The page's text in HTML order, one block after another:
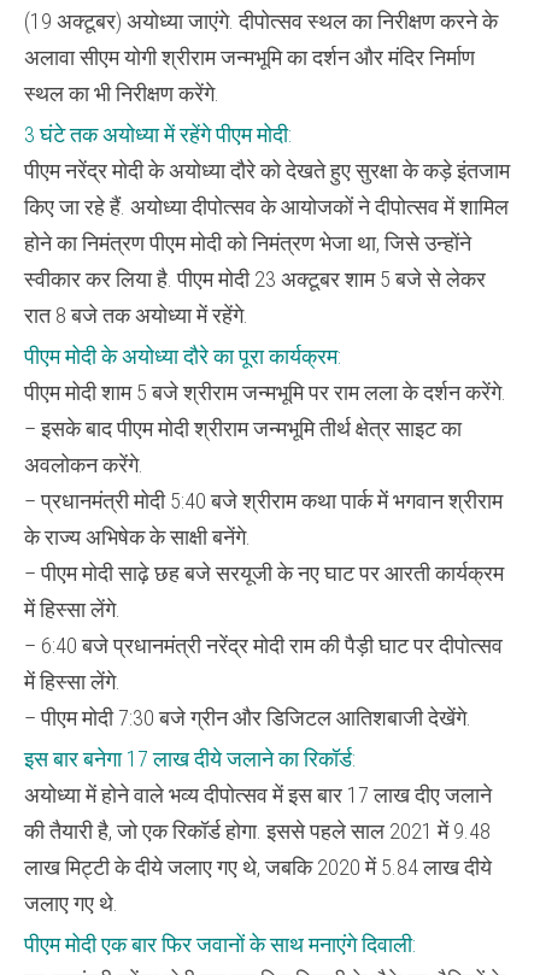
(19 अक्टूबर) अयोध्या जाएंगे. दीपोत्सव स्थल का निरीक्षण करने के
अलावा सीएम योगी श्रीराम जन्मभूमि का दर्शन और मंदिर निर्माण
स्थल का भी निरीक्षण करेंगे.
3 घंटे तक अयोध्या में रहेंगे पीएम मोदी:
पीएम नरेंद्र मोदी के अयोध्या दौरे को देखते हुए सुरक्षा के कड़े इंतजाम
किए जा रहे हैं. अयोध्या दीपोत्सव के आयोजकों ने दीपोत्सव में शामिल
होने का निमंत्रण पीएम मोदी को निमंत्रण भेजा था, जिसे उन्होंने
स्वीकार कर लिया है. पीएम मोदी 23 अक्टूबर शाम 5 बजे से लेकर
रात 8 बजे तक अयोध्या में रहेंगे.
पीएम मोदी के अयोध्या दौरे का पूरा कार्यक्रम:
पीएम मोदी शाम 5 बजे श्रीराम जन्मभूमि पर राम लला के दर्शन करेंगे.
– इसके बाद पीएम मोदी श्रीराम जन्मभूमि तीर्थ क्षेत्र साइट का
अवलोकन करेंगे.
– प्रधानमंत्री मोदी 5:40 बजे श्रीराम कथा पार्क में भगवान श्रीराम
के राज्य अभिषेक के साक्षी बनेंगे.
– पीएम मोदी साढ़े छह बजे सरयूजी के नए घाट पर आरती कार्यक्रम
में हिस्सा लेंगे.
– 6:40 बजे प्रधानमंत्री नरेंद्र मोदी राम की पैड़ी घाट पर दीपोत्सव
में हिस्सा लेंगे.
– पीएम मोदी 7:30 बजे ग्रीन और डिजिटल आतिशबाजी देखेंगे.
इस बार बनेगा 17 लाख दीये जलाने का रिकॉर्ड:
अयोध्या में होने वाले भव्य दीपोत्सव में इस बार 17 लाख दीए जलाने
की तैयारी है, जो एक रिकॉर्ड होगा. इससे पहले साल 2021 में 9.48
लाख मिट्टी के दीये जलाए गए थे, जबकि 2020 में 5.84 लाख दीये
जलाए गए थे.
पीएम मोदी एक बार फिर जवानों के साथ मनाएंगे दिवाली: